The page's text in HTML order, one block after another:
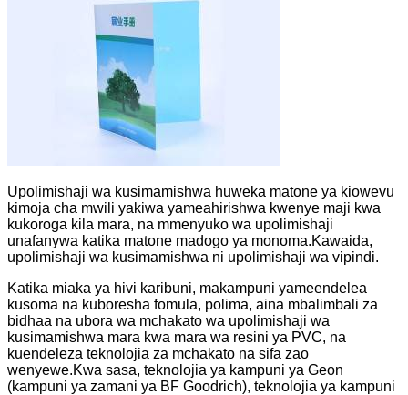
Upolimishaji wa kusimamishwa huweka matone ya kiowevu
kimoja cha mwili yakiwa yameahirishwa kwenye maji kwa
kukoroga kila mara, na mmenyuko wa upolimishaji
unafanywa katika matone madogo ya monoma.Kawaida,
upolimishaji wa kusimamishwa ni upolimishaji wa vipindi.
Katika miaka ya hivi karibuni, makampuni yameendelea
kusoma na kuboresha fomula, polima, aina mbalimbali za
bidhaa na ubora wa mchakato wa upolimishaji wa
kusimamishwa mara kwa mara wa resini ya PVC, na
kuendeleza teknolojia za mchakato na sifa zao
wenyewe.Kwa sasa, teknolojia ya kampuni ya Geon
(kampuni ya zamani ya BF Goodrich), teknolojia ya kampuni